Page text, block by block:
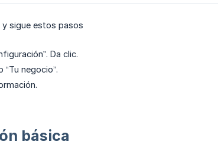
y sigue estos pasos
Da clic.
“Tu negocio”.
básica